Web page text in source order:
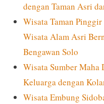
dengan Taman Asri
Wisata Taman
Wisata Alam Asri
Bengawan Solo
Wisata Sumber Maha
Keluarga dengan
Wisata Embung